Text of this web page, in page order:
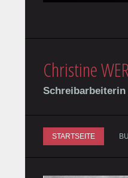
Christine
Schreibarbeiterin
STARTSEITE